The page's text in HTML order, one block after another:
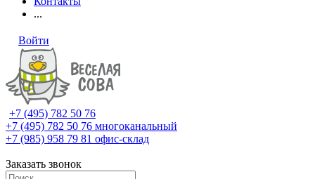
...
Войти
+7 (495) 782 50 76
+7 (495) 782 50 76 многоканальный
+7 (985) 958 79 81 офис-склад
Заказать звонок